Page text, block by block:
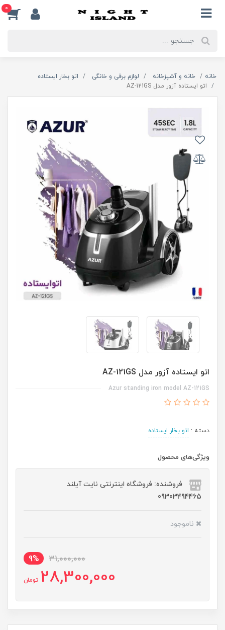
0
خانه خانه و آشپزخانه لوازم برقی و خانگی
اتو بخار ایستاده
اتو ایستاده آزور مدل AZ-121GS
اتو ایستاده آزور مدل AZ-121GS
Azur standing iron model AZ-121GS
دسته : اتو بخار ایستاده
ویژگی‌های محصول
فروشنده: فروشگاه اینترنتی نایت آیلند
09303494465
ناموجود
31,000,000
9%
28,300,000 تومان